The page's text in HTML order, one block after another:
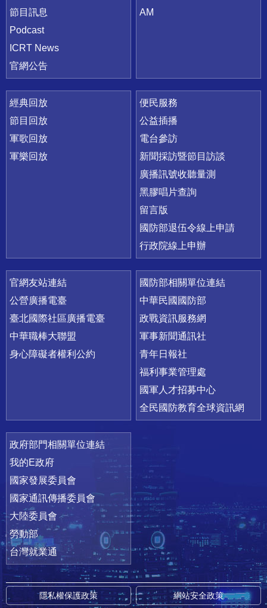
節目訊息
Podcast
ICRT News
官網公告
AM
經典回放
節目回放
軍歌回放
軍樂回放
便民服務
公益插播
電台參訪
新聞採訪暨節目訪談
廣播訊號收聽量測
黑膠唱片查詢
留言版
國防部退伍令線上申請
行政院線上申辦
官網友站連結
公營廣播電臺
臺北國際社區廣播電臺
中華職棒大聯盟
身心障礙者權利公約
國防部相關單位連結
中華民國國防部
政戰資訊服務網
軍事新聞通訊社
青年日報社
福利事業管理處
國軍人才招募中心
全民國防教育全球資訊網
政府部門相關單位連結
我的E政府
國家發展委員會
國家通訊傳播委員會
大陸委員會
勞動部
台灣就業通
隱私權保護政策 網站安全政策